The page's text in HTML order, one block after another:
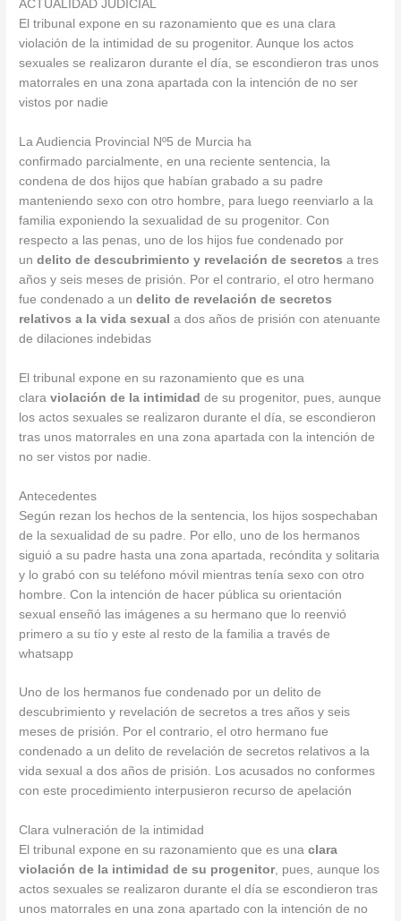
ACTUALIDAD JUDICIAL
El tribunal expone en su razonamiento que es una clara
violación de la intimidad de su progenitor. Aunque los actos
sexuales se realizaron durante el día, se escondieron tras unos
matorrales en una zona apartada con la intención de no ser
vistos por nadie
La Audiencia Provincial Nº5 de Murcia ha
confirmado parcialmente, en una reciente sentencia, la
condena de dos hijos que habían grabado a su padre
manteniendo sexo con otro hombre, para luego reenviarlo a la
familia exponiendo la sexualidad de su progenitor. Con
respecto a las penas, uno de los hijos fue condenado por
undelito de descubrimiento y revelación de secretos a tres
años y seis meses de prisión. Por el contrario, el otro hermano
fue condenado a undelito de revelación de secretos
relativos a la vida sexuala dos años de prisión con atenuante
de dilaciones indebidas
El tribunal expone en su razonamiento que es una
claraviolación de la intimidadde su progenitor, pues, aunque
los actos sexuales se realizaron durante el día, se escondieron
tras unos matorrales en una zona apartada con la intención de
no ser vistos por nadie.
Antecedentes
Según rezan los hechos de la sentencia, los hijos sospechaban
de la sexualidad de su padre. Por ello, uno de los hermanos
siguió a su padre hasta una zona apartada, recóndita y solitaria
y lo grabó con su teléfono móvil mientras tenía sexo con otro
hombre. Con la intención de hacer pública su orientación
sexual enseñó las imágenes a su hermano que lo reenvió
primero a su tío y este al resto de la familia a través de
whatsapp
Uno de los hermanos fue condenado por un delito de
descubrimiento y revelación de secretos a tres años y seis
meses de prisión. Por el contrario, el otro hermano fue
condenado a un delito de revelación de secretos relativos a la
vida sexual a dos años de prisión. Los acusados no conformes
con este procedimiento interpusieron recurso de apelación
Clara vulneración de la intimidad
El tribunal expone en su razonamiento que es unaclara
violación de la intimidad de su progenitor, pues, aunque los
actos sexuales se realizaron durante el día se escondieron tras
unos matorrales en una zona apartado con la intención de no